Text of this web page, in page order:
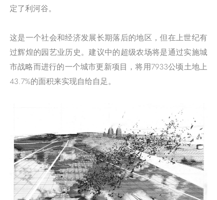
定了利河谷。
这是一个社会和经济发展长期落后的地区，但在上世纪有
过辉煌的园艺业历史。建议中的超级农场将是通过实施城
市战略而进行的一个城市更新项目，将用7933公顷土地上
43.7%的面积来实现自给自足。